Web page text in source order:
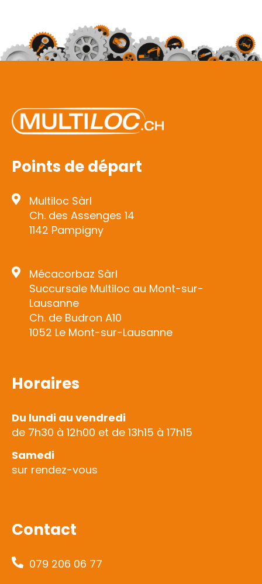
Points de départ
Multiloc Sàrl
Ch. des Assenges 14
1142 Pampigny
Mécacorbaz Sàrl
Succursale Multiloc au Mont-sur-
Lausanne
Ch. de Budron A10
1052 Le Mont-sur-Lausanne
Horaires
Du lundi au vendredi
de 7h30 à 12h00 et de 13h15 à 17h15
Samedi
sur rendez-vous
Contact
079 206 06 77